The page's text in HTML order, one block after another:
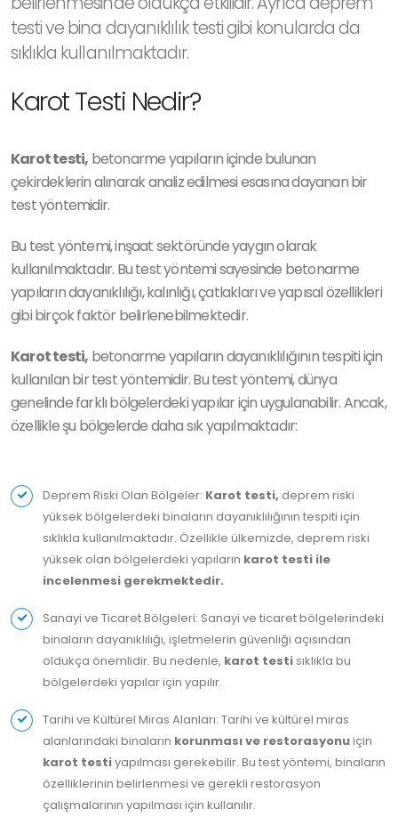
testi ve bina dayanıklılık testi gibi konularda da
sıklıkla kullanılmaktadır.
Karot Testi Nedir?
Karot testi, betonarme yapıların içinde bulunan
çekirdeklerin alınarak analiz edilmesi esasına dayanan bir
test yöntemidir.
Bu test yöntemi, inşaat sektöründe yaygın olarak
kullanılmaktadır. Bu test yöntemi sayesinde betonarme
yapıların dayanıklılığı, kalınlığı, çatlakları ve yapısal özellikleri
gibi birçok faktör belirlenebilmektedir.
Karot testi, betonarme yapıların dayanıklılığının tespiti için
kullanılan bir test yöntemidir. Bu test yöntemi, dünya
genelinde farklı bölgelerdeki yapılar için uygulanabilir. Ancak,
özellikle şu bölgelerde daha sık yapılmaktadır:
Deprem Riski Olan Bölgeler: Karot testi, deprem riski
yüksek bölgelerdeki binaların dayanıklılığının tespiti için
sıklıkla kullanılmaktadır. Özellikle ülkemizde, deprem riski
yüksek olan bölgelerdeki yapıların karot testi ile
incelenmesi gerekmektedir.
Sanayi ve Ticaret Bölgeleri: Sanayi ve ticaret bölgelerindeki
binaların dayanıklılığı, işletmelerin güvenliği açısından
oldukça önemlidir. Bu nedenle, karot testi sıklıkla bu
bölgelerdeki yapılar için yapılır.
Tarihi ve Kültürel Miras Alanları: Tarihi ve kültürel miras
alanlarındaki binaların korunması ve restorasyonuiçin
karot testiyapılması gerekebilir. Bu test yöntemi, binaların
özelliklerinin belirlenmesi ve gerekli restorasyon
çalışmalarının yapılması için kullanılır.